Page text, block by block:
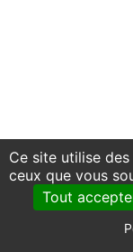
Ce site utilise
ceux que vous
Tout